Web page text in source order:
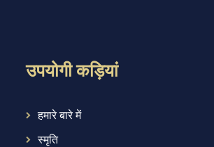
उपयोगी कड़ियां
हमारे बारे में
स्मृति